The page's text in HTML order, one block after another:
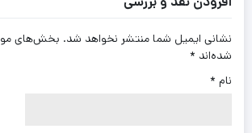
نشانی ایمیل شما منتشر نخواهد شد. بخش‌های
شده‌اند *
نام *